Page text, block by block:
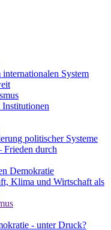
System
politischer Systeme
Frieden durch
Demokratie
Klima und Wirtschaft als
- unter Druck?